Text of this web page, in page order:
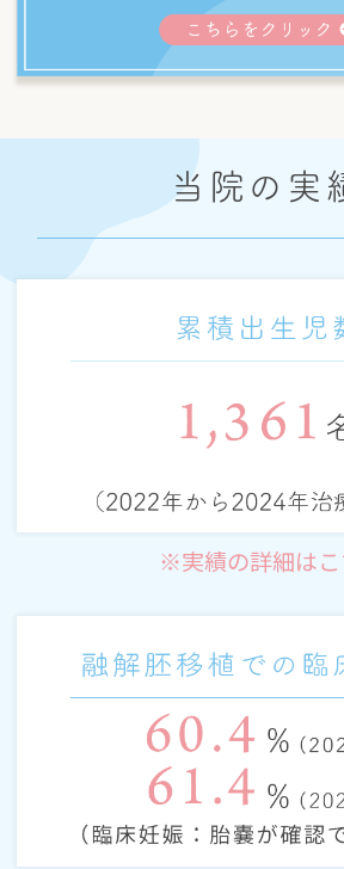
当院の実
※実績の詳細